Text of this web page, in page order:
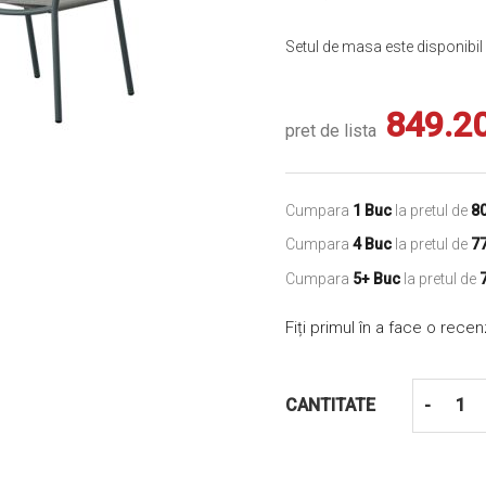
Setul de masa este
pret de lista
Cumpara 1 Buc la pretul de
Cumpara4 Buc la pretul de
Cumpara 5+ Buc la pretul de
Fiți primul în a face o
CANTITATE -